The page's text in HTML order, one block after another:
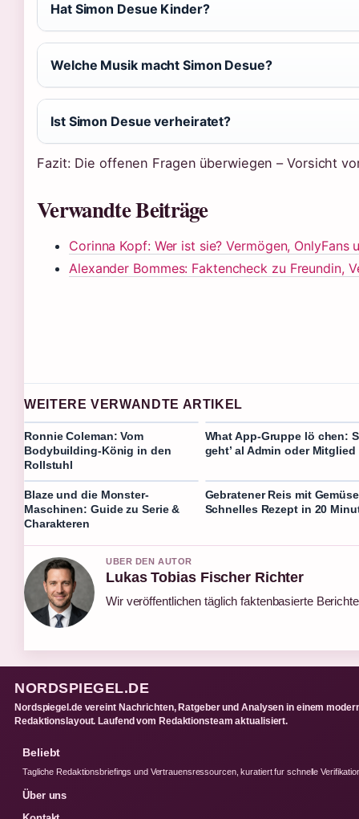
Hat Simon Desue Kinder?
Welche Musik macht Simon Desue?
Ist Simon Desue verheiratet?
Fazit: Die offenen Fragen überwiegen – Vorsicht
Verwandte Beiträge
Corinna Kopf: Wer ist sie? Vermögen,
Alexander Bommes: Faktencheck zu Freundin,
WEITERE VERWANDTE ARTIKEL
Ronnie Coleman: Vom
Bodybuilding-König in den
Rollstuhl
What App-Gruppe lö chen:
geht’ al Admin oder Mitglied
Blaze und die Monster-
Maschinen: Guide zu Serie &
Charakteren
Gebratener Reis mit
Schnelles Rezept in 20
UBER DEN AUTOR
Lukas Tobias Fischer Richter
Wir veröffentlichen täglich faktenbasierte
NORDSPIEGEL.DE
Nordspiegel.de vereint Nachrichten, Ratgeber und Analysen in einem
Redaktionslayout. Laufend vom Redaktionsteam aktualisiert.
Beliebt
Tagliche Redaktionsbriefings und Vertrauensressourcen, kuratiert fur schnelle
Über uns